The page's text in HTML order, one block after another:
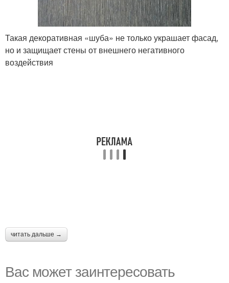
Такая декоративная «шуба» не только украшает фасад,
но и защищает стены от внешнего негативного
воздействия
читать дальше →
Вас может заинтересовать